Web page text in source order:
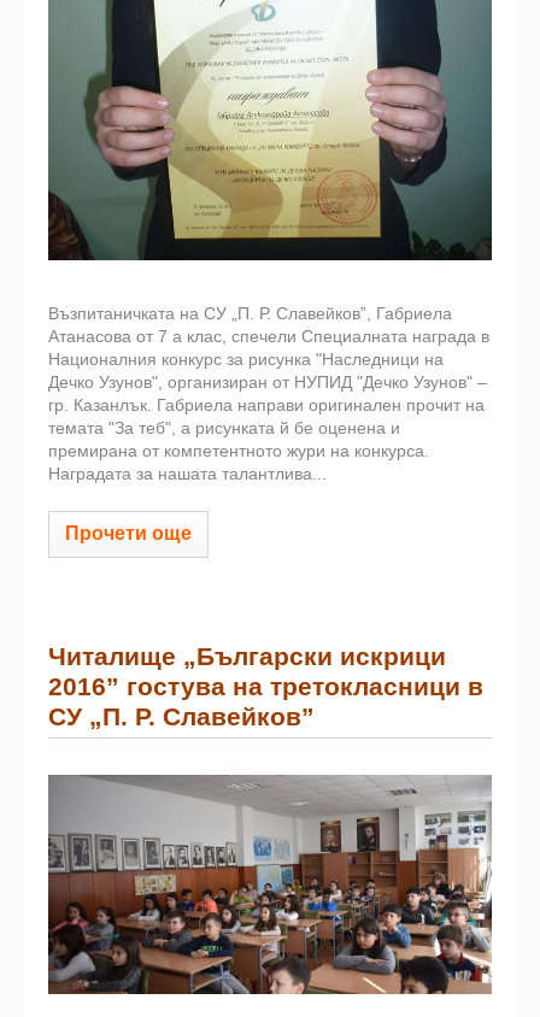
Възпитаничката на СУ „П. Р. Славейков”, Габриела
Атанасова от 7 а клас, спечели Специалната награда в
Националния конкурс за рисунка "Наследници на
Дечко Узунов", организиран от НУПИД "Дечко Узунов" –
гр. Казанлък. Габриела направи оригинален прочит на
темата "За теб", а рисунката й бе оценена и
премирана от компетентното жури на конкурса.
Наградата за нашата талантлива...
Прочети още
Читалище „Български искрици
2016” гостува на третокласници в
СУ „П. Р. Славейков”